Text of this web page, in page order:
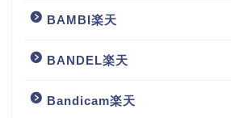
BAMBI楽天
BANDEL楽天
Bandicam楽天